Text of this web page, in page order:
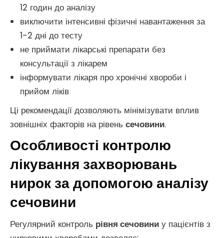
12 годин до аналізу
виключити інтенсивні фізичні навантаження за
1-2 дні до тесту
не приймати лікарські препарати без
консультації з лікарем
інформувати лікаря про хронічні хвороби і
прийом ліків
Ці рекомендації дозволяють мінімізувати вплив
зовнішніх факторів на рівень сечовини.
Особливості контролю
лікування захворювань
нирок за допомогою аналізу
сечовини
Регулярний контроль рівня сечовини у пацієнтів з